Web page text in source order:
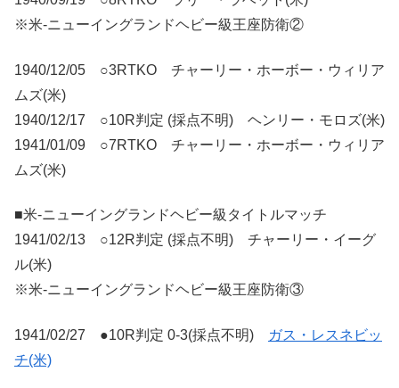
※米-ニューイングランドヘビー級王座防衛②
1940/12/05 ○3RTKO チャーリー・ホーボー・ウィリア
ムズ(米)
1940/12/17 ○10R判定 (採点不明) ヘンリー・モロズ(米)
1941/01/09 ○7RTKO チャーリー・ホーボー・ウィリア
ムズ(米)
■米-ニューイングランドヘビー級タイトルマッチ
1941/02/13 ○12R判定 (採点不明) チャーリー・イーグ
ル(米)
※米-ニューイングランドヘビー級王座防衛③
1941/02/27 ●10R判定 0-3(採点不明)
ガス・レスネビッ
チ(米)